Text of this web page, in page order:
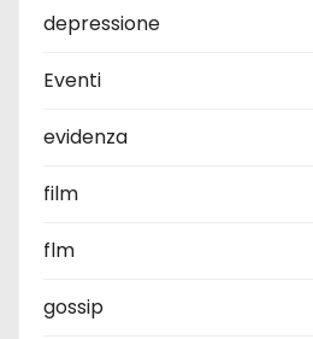
depressione
Eventi
evidenza
film
flm
gossip